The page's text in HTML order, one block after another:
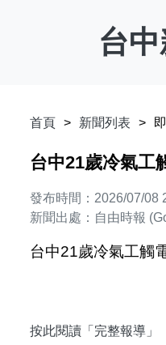
台
首頁 新聞列表
台中21歲冷氣工
發布時間：2026/07/08
新聞出處：自由時報
台中21歲冷氣工觸
按此閱讀「完整報導」